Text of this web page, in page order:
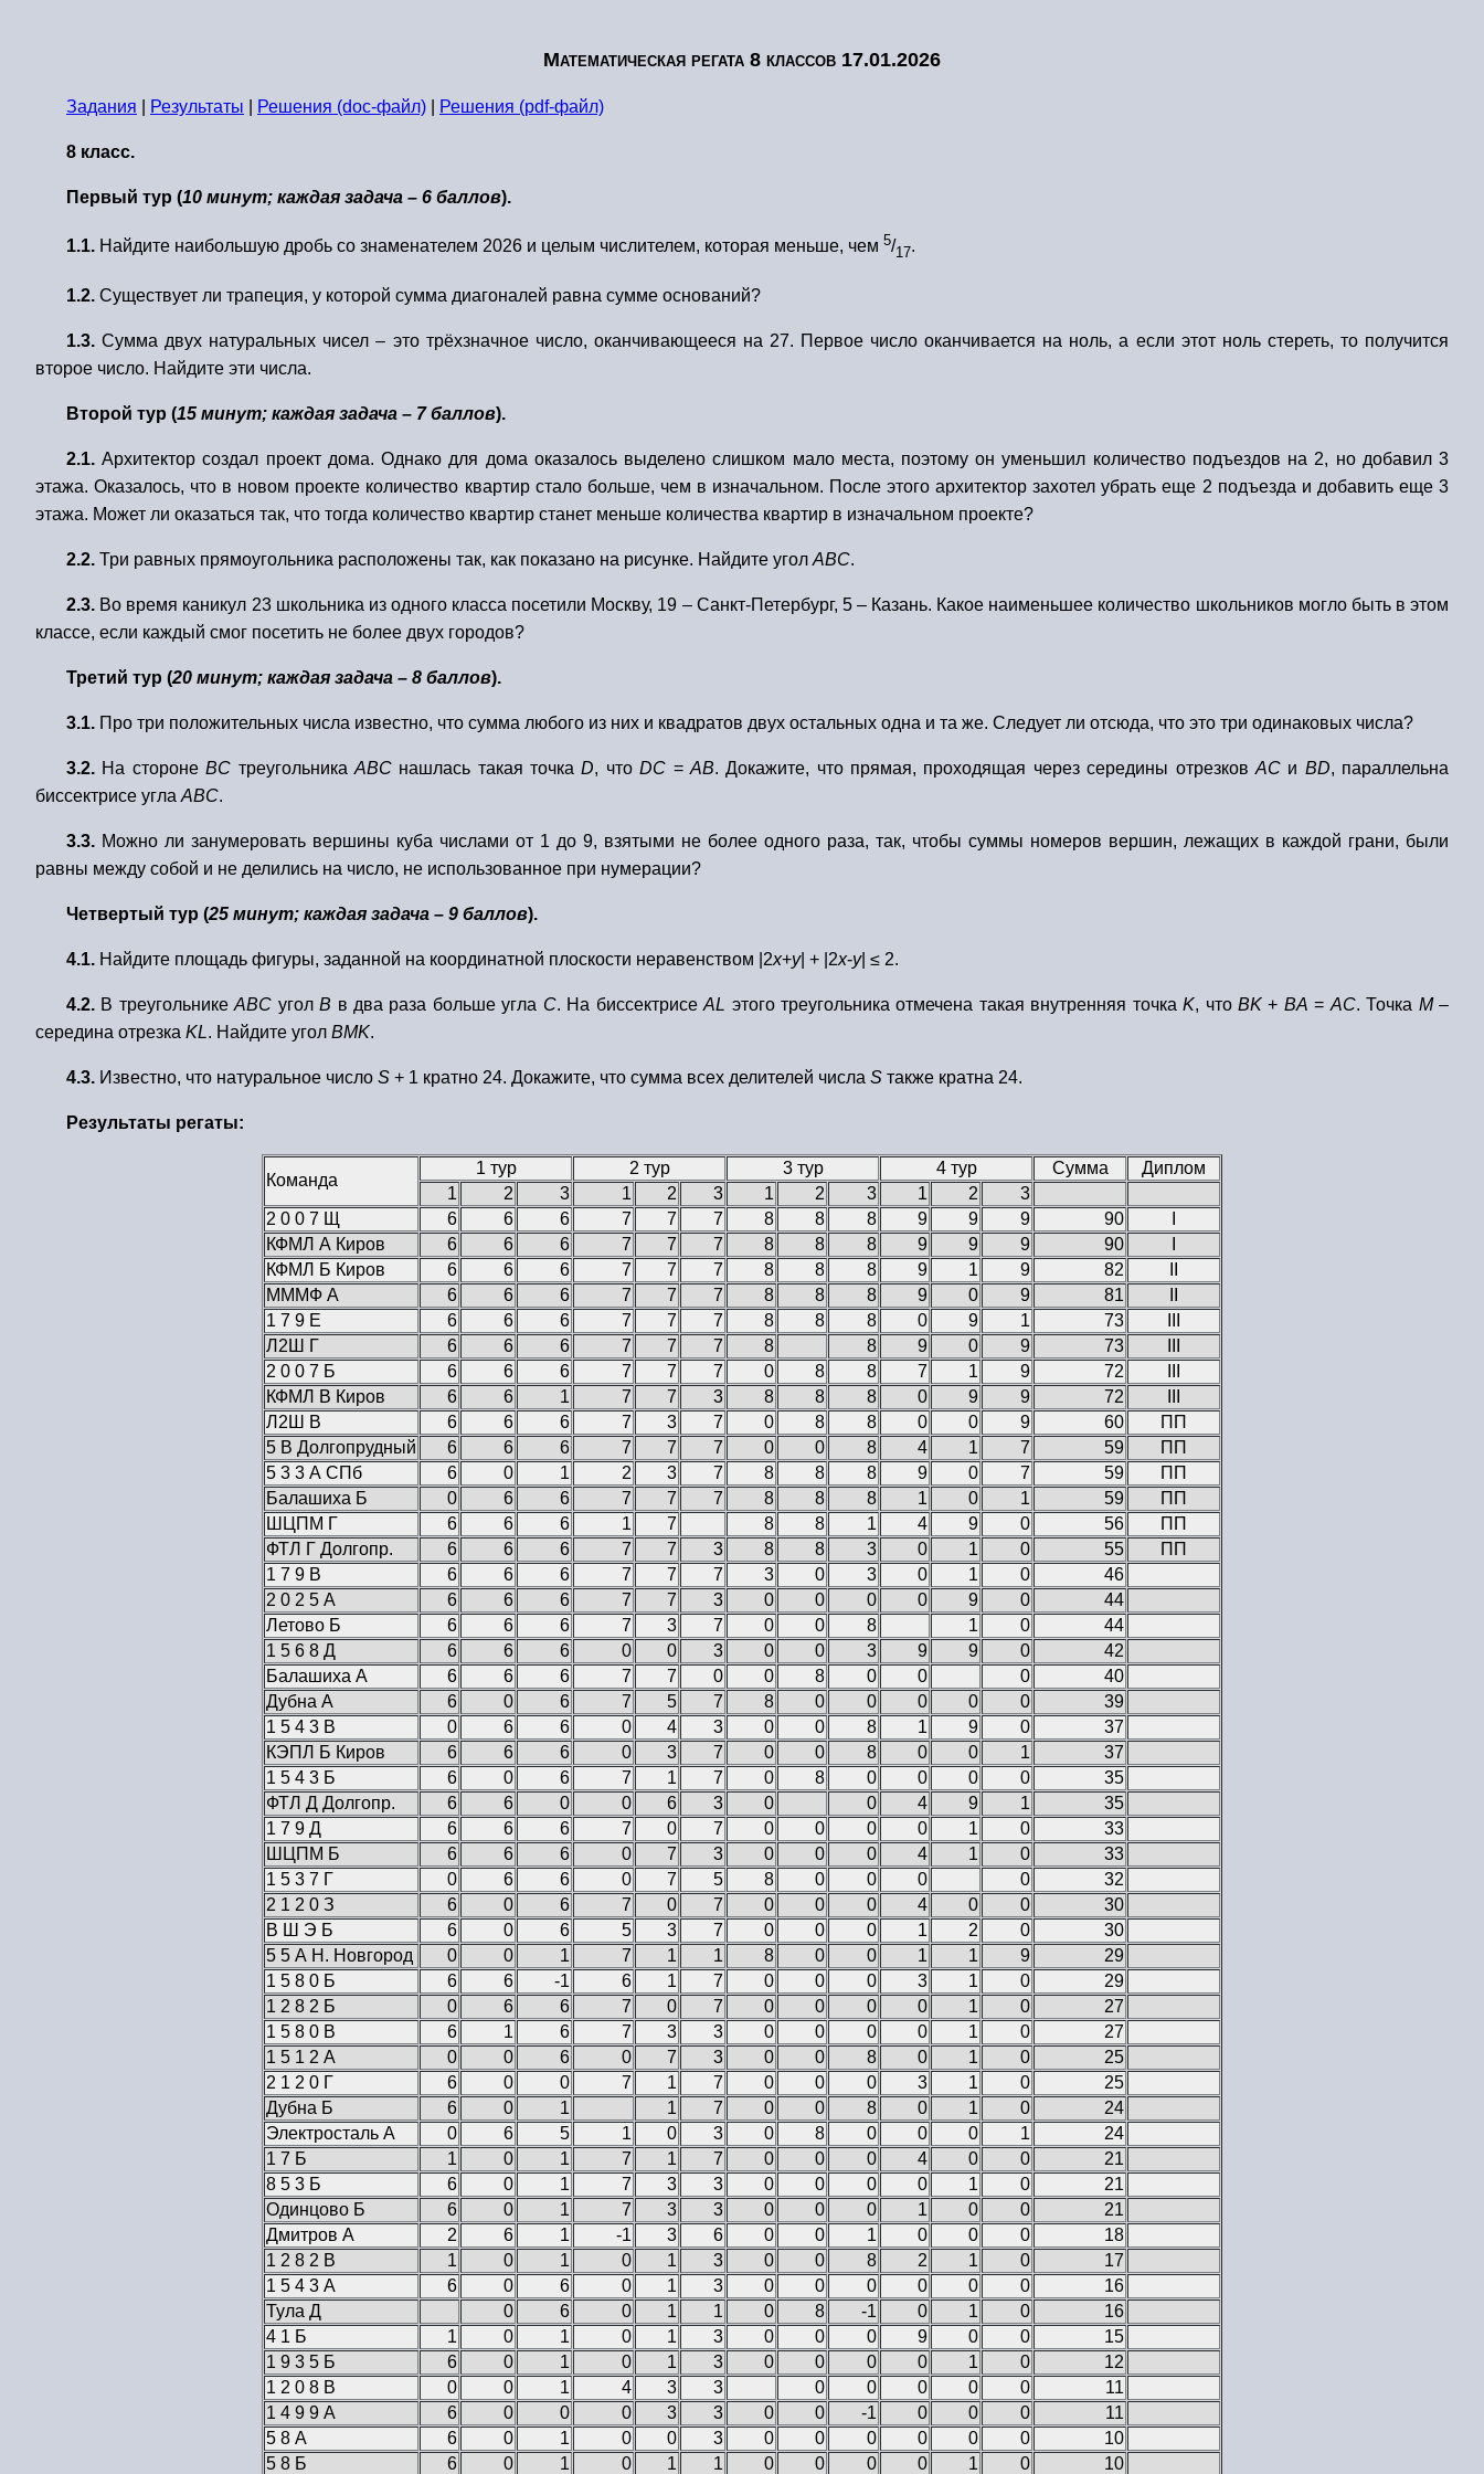
Математическая регата 8 классов 17.01.2026
Задания Результаты Решения (doc-файл) Решения (pdf-файл)
8 класс.
Первый тур (10 минут; каждая задача – 6 баллов).
1.1. Найдите наибольшую дробь со знаменателем 2026 и целым числителем, которая меньше, чем 5/17.
1.2. Существует ли трапеция, у которой сумма диагоналей равна сумме оснований?
1.3.Сумма двух натуральных чисел – это трёхзначное число, оканчивающееся на 27. Первое число оканчивается на ноль, а если этот ноль стереть, то получится
второе число. Найдите эти числа.
Второй тур (15 минут; каждая задача – 7 баллов).
2.1.Архитектор создал проект дома. Однако для дома оказалось выделено слишком мало места, поэтому он уменьшил количество подъездов на 2, но добавил 3
этажа. Оказалось, что в новом проекте количество квартир стало больше, чем в изначальном. После этого архитектор захотел убрать еще 2 подъезда и добавить еще 3
этажа. Может ли оказаться так, что тогда количество квартир станет меньше количества квартир в изначальном проекте?
2.2. Три равных прямоугольника расположены так, как показано на рисунке. Найдите угол АВС.
2.3. Во время каникул 23 школьника из одного класса посетили Москву, 19 – Санкт-Петербург, 5 – Казань. Какое наименьшее количество школьников могло быть в этом
классе, если каждый смог посетить не более двух городов?
Третий тур (20 минут; каждая задача – 8 баллов).
3.1. Про три положительных числа известно, что сумма любого из них и квадратов двух остальных одна и та же. Следует ли отсюда, что это три одинаковых числа?
3.2. На сторонеBC треугольника ABCнашлась такая точкаD, чтоDC = AB. Докажите, что прямая, проходящая через середины отрезков ACи BD, параллельна
биссектрисе угла ABC.
3.3. Можно ли занумеровать вершины куба числами от 1 до 9, взятыми не более одного раза, так, чтобы суммы номеров вершин, лежащих в каждой грани, были
равны между собой и не делились на число, не использованное при нумерации?
Четвертый тур (25 минут; каждая задача – 9 баллов).
4.1. Найдите площадь фигуры, заданной на координатной плоскости неравенством |2x+y| + |2x-y| ≤ 2.
4.2. В треугольникеABC уголB в два раза больше угла C. На биссектрисеAL этого треугольника отмечена такая внутренняя точкаK, чтоBK + BA = AC. Точка M–
середина отрезка KL. Найдите угол BMK.
4.3. Известно, что натуральное число S + 1 кратно 24. Докажите, что сумма всех делителей числа S также кратна 24.
Результаты регаты:
Команда
1 тур 2 тур 3 тур 4 тур Сумма
Диплом
1
2 3 1 2 3 1 2 3 1 2
3
2 0 0 7 Щ
6 6 6 7 7 7 8 8 8 9 9 9 90
КФМЛ А Киров
6 6 6 7 7 7 8 8 8 9 9 9 90
КФМЛ Б Киров
6 6 6 7 7 7 8 8 8 9 1 9 82
МММФ А
6 6 6 7 7 7 8 8 8 9 0 9 81
1 7 9 Е
6 6 6 7 7 7 8 8 8 0 9 1 73
Л2Ш Г
6 6 6 7 7 7 8 8 9 0 9 73
2 0 0 7 Б
6 6 6 7 7 7 0 8 8 7 1 9 72
КФМЛ В Киров
6 6 1 7 7 3 8 8 8 0 9 9 72
Л2Ш В
6 6 6 7 3 7 0 8 8 0 0 9 60
ПП
5 В Долгопрудный
6 6 6 7 7 7 0 0 8 4 1 7 59
ПП
5 3 3 А СПб
6 0 1 2 3 7 8 8 8 9 0 7 59
ПП
Балашиха Б
0 6 6 7 7 7 8 8 8 1 0 1 59
ПП
ШЦПМ Г
6 6 6 1 7 8 8 1 4 9 0 56
ПП
ФТЛ Г Долгопр.
6 6 6 7 7 3 8 8 3 0 1 0 55
ПП
1 7 9 В
6 6 6 7 7 7 3 0 3 0 1 0
46
2 0 2 5 А
6 6 6 7 7 3 0 0 0 0 9 0
44
Летово Б
6 6 6 7 3 7 0 0 8 1 0
44
1 5 6 8 Д
6 6 6 0 0 3 0 0 3 9 9 0
42
Балашиха А
6 6 6 7 7 0 0 8 0 0 0
40
Дубна А
6 0 6 7 5 7 8 0 0 0 0 0
39
1 5 4 3 В
0 6 6 0 4 3 0 0 8 1 9 0
37
КЭПЛ Б Киров
6 6 6 0 3 7 0 0 8 0 0 1
37
1 5 4 3 Б
6 0 6 7 1 7 0 8 0 0 0 0
35
ФТЛ Д Долгопр.
6 6 0 0 6 3 0 0 4 9 1
35
1 7 9 Д
6 6 6 7 0 7 0 0 0 0 1 0
33
ШЦПМ Б
6 6 6 0 7 3 0 0 0 4 1 0
33
1 5 3 7 Г
0 6 6 0 7 5 8 0 0 0 0
32
2 1 2 0 З
6 0 6 7 0 7 0 0 0 4 0 0
30
В Ш Э Б
6 0 6 5 3 7 0 0 0 1 2 0
30
5 5 А Н. Новгород
0 0 1 7 1 1 8 0 0 1 1 9
29
1 5 8 0 Б
6 6 -1 6 1 7 0 0 0 3 1 0
29
1 2 8 2 Б
0 6 6 7 0 7 0 0 0 0 1 0
27
1 5 8 0 В
6 1 6 7 3 3 0 0 0 0 1 0
27
1 5 1 2 А
0 0 6 0 7 3 0 0 8 0 1 0
25
2 1 2 0 Г
6 0 0 7 1 7 0 0 0 3 1 0
25
Дубна Б
6 0 1 1 7 0 0 8 0 1 0
24
Электросталь А
0 6 5 1 0 3 0 8 0 0 0 1
24
1 7 Б
1 0 1 7 1 7 0 0 0 4 0 0
21
8 5 3 Б
6 0 1 7 3 3 0 0 0 0 1 0
21
Одинцово Б
6 0 1 7 3 3 0 0 0 1 0 0
21
Дмитров А
2 6 1 -1 3 6 0 0 1 0 0 0
18
1 2 8 2 В
1 0 1 0 1 3 0 0 8 2 1 0
17
1 5 4 3 А
6 0 6 0 1 3 0 0 0 0 0 0
16
Тула Д
0 6 0 1 1 0 8 -1 0 1 0
16
4 1 Б
1 0 1 0 1 3 0 0 0 9 0 0
15
1 9 3 5 Б
6 0 1 0 1 3 0 0 0 0 1 0
12
1 2 0 8 В
0 0 1 4 3 3 0 0 0 0 0
11
1 4 9 9 А
6 0 0 0 3 3 0 0 -1 0 0 0
11
5 8 А
6 0 1 0 0 3 0 0 0 0 0 0
10
5 8 Б
6 0 1 0 1 1 0 0 0 0 1 0 10